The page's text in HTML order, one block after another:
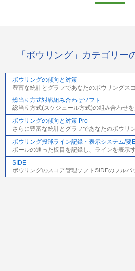
「ボウリング」カテゴリー
ボウリングの傾向と対策
豊富な統計とグラフであなたのボウリングス
総当り方式対戦組み合わせソフト
総当り方式(スケジュール方式)の組み合わせ
ボウリングの傾向と対策 Pro
さらに豊富な統計とグラフであなたのボウリ
ボウリング投球ライン記録・表示システム/要
ボールの通った板目を記録し、ラインを表示
SIDE
ボウリングのスコア管理ソフトSIDEのフルパ